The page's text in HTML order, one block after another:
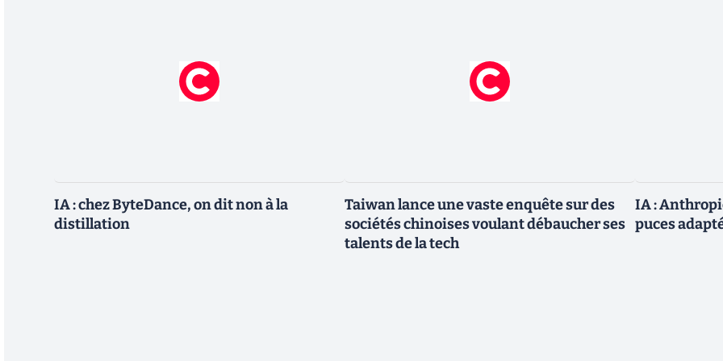
IA : chez ByteDance, on dit non à la
distillation
Taiwan lance une vaste enquête sur des
sociétés chinoises voulant débaucher ses
talents de la tech
IA :
puces